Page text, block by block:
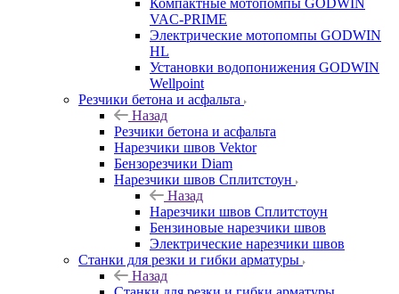
Компактные мотопомпы GODWIN
VAC-PRIME
Электрические мотопомпы GODWIN
HL
Установки водопонижения GODWIN
Wellpoint
Резчики бетона и асфальта
Назад
Резчики бетона и асфальта
Нарезчики швов Vektor
Бензорезчики Diam
Нарезчики швов Сплитстоун
Назад
Нарезчики швов Сплитстоун
Бензиновые нарезчики швов
Электрические нарезчики швов
Станки для резки и гибки арматуры
Назад